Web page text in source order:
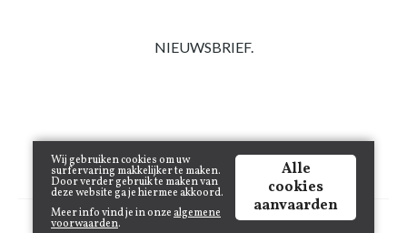
NIEUWSBRIEF.
Copyright © 2021 www.juneinthecity.be | Powered byTilroy
Wij gebruiken cookies om uw
surfervaring makkelijker te maken.
Door verder gebruik te maken van
deze website ga je hiermee akkoord.
Meer info vind je in onze algemene
voorwaarden.
Alle
cookies
aanvaarden